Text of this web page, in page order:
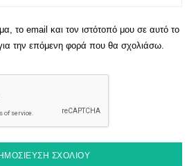
το email και τον ιστότοπό μου σε αυτό το
την επόμενη φορά που θα σχολιάσω.